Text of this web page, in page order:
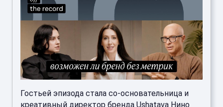
Гостьей эпизода стала со-основательница и
креативный директор бренда Ushatava Нино